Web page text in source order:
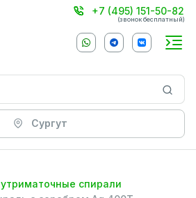
+7 (495) 151-50-82
(звонок бесплатный)
Сургут
спирали